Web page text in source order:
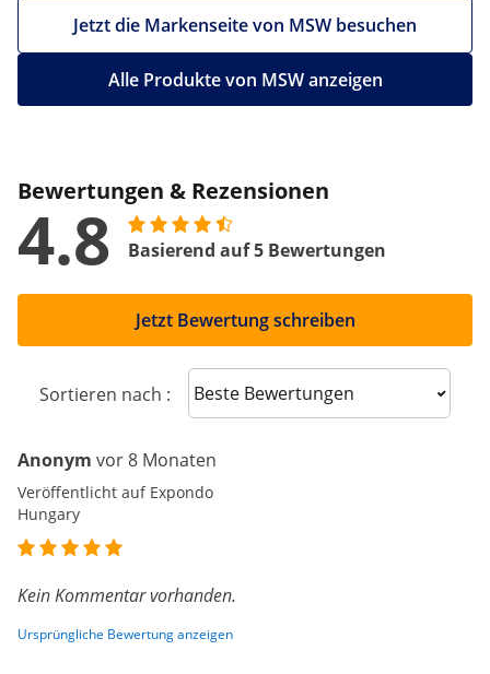
Jetzt die Markenseite von MSW besuchen
Alle Produkte von MSW anzeigen
Bewertungen & Rezensionen
4.8 Basierend auf 5 Bewertungen
Jetzt Bewertung schreiben
Sortieren nach : Sort reviews
Anonym vor 8 Monaten
Veröffentlicht auf Expondo
Hungary
Kein Kommentar vorhanden.
Ursprüngliche Bewertung anzeigen